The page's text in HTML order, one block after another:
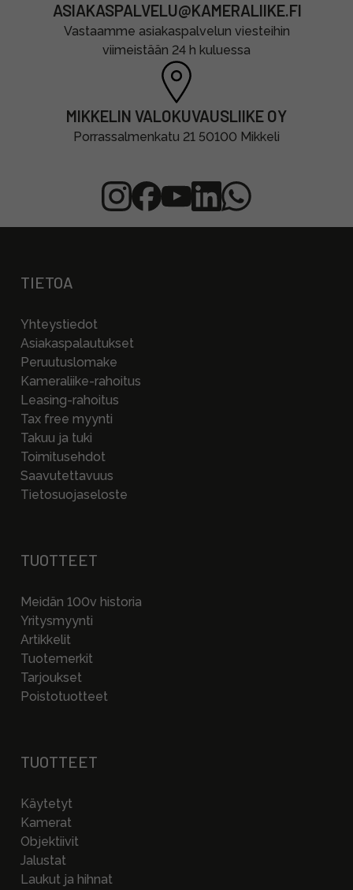
ASIAKASPALVELU@KAMERALIIKE.FI
Vastaamme asiakaspalvelun viesteihin
viimeistään 24 h kuluessa
MIKKELIN VALOKUVAUSLIIKE OY
Porrassalmenkatu 21 50100 Mikkeli
TIETOA
Yhteystiedot
Asiakaspalautukset
Peruutuslomake
Kameraliike-rahoitus
Leasing-rahoitus
Tax free myynti
Takuu ja tuki
Toimitusehdot
Saavutettavuus
Tietosuojaseloste
TUOTTEET
Meidän 100v historia
Yritysmyynti
Artikkelit
Tuotemerkit
Tarjoukset
Poistotuotteet
TUOTTEET
Käytetyt
Kamerat
Objektiivit
Jalustat
Laukut ja hihnat